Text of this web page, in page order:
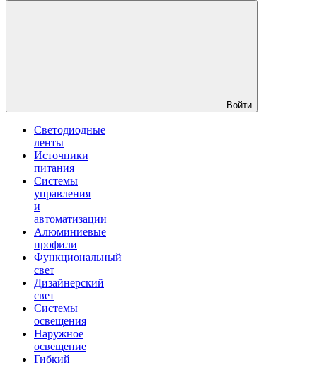
Войти
Светодиодные
ленты
Источники
питания
Системы
управления
и
автоматизации
Алюминиевые
профили
Функциональный
свет
Дизайнерский
свет
Системы
освещения
Наружное
освещение
Гибкий